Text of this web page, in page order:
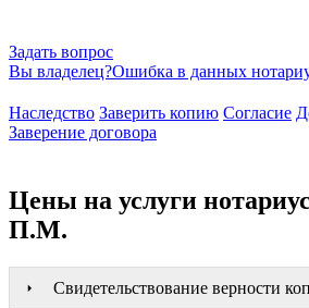
Задать вопрос
Вы владелец?Ошибка в данных
Наследство Заверить копию Согласие
Заверение договора
Цены на услуги
П.М.
Свидетельствование верности